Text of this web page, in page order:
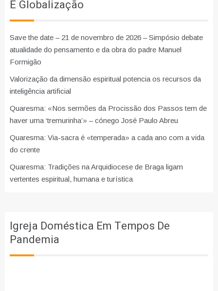
E Globalização
Save the date – 21 de novembro de 2026 – Simpósio debate
atualidade do pensamento e da obra do padre Manuel
Formigão
Valorização da dimensão espiritual potencia os recursos da
inteligência artificial
Quaresma: «Nos sermões da Procissão dos Passos tem de
haver uma ‘tremurinha’» – cónego José Paulo Abreu
Quaresma: Via-sacra é «temperada» a cada ano com a vida
do crente
Quaresma: Tradições na Arquidiocese de Braga ligam
vertentes espiritual, humana e turística
Igreja Doméstica Em Tempos De
Pandemia